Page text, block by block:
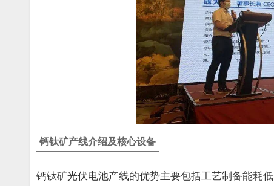
钙钛矿产线介绍及核心设备
钙钛矿光伏电池产线的优势主要包括工艺制备能耗